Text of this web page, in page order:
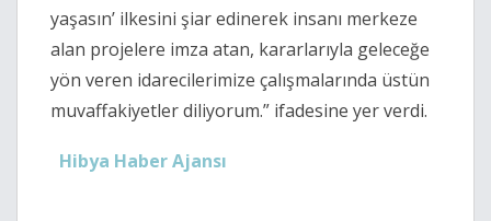
yaşasın’ ilkesini şiar edinerek insanı merkeze
alan projelere imza atan, kararlarıyla geleceğe
yön veren idarecilerimize çalışmalarında üstün
muvaffakiyetler diliyorum.” ifadesine yer verdi.
Hibya Haber Ajansı